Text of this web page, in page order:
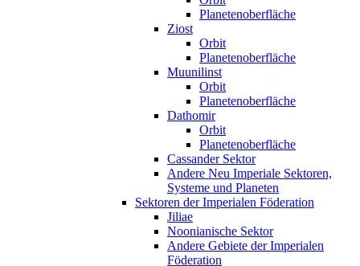
Planetenoberfläche
Ziost
Orbit
Planetenoberfläche
Muunilinst
Orbit
Planetenoberfläche
Dathomir
Orbit
Planetenoberfläche
Cassander Sektor
Andere Neu Imperiale Sektoren,
Systeme und Planeten
Sektoren der Imperialen Föderation
Jiliae
Noonianische Sektor
Andere Gebiete der Imperialen
Föderation